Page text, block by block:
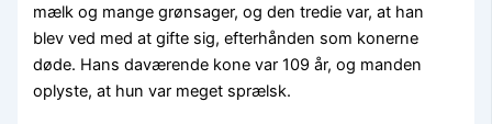
mælk og mange grønsager, og den tredie var, at han
blev ved med at gifte sig, efterhånden som konerne
døde. Hans daværende kone var 109 år, og manden
oplyste, at hun var meget sprælsk.